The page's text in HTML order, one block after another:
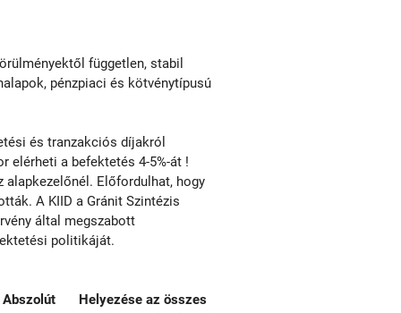
független, stabil
pénzpiaci és kötvénytípusú
és tranzakciós díjakról
elérheti a befektetés 4-5%-át !
Előfordulhat, hogy
A KIID a Gránit Szintézis
által megszabott
politikáját.
Helyezése az összes